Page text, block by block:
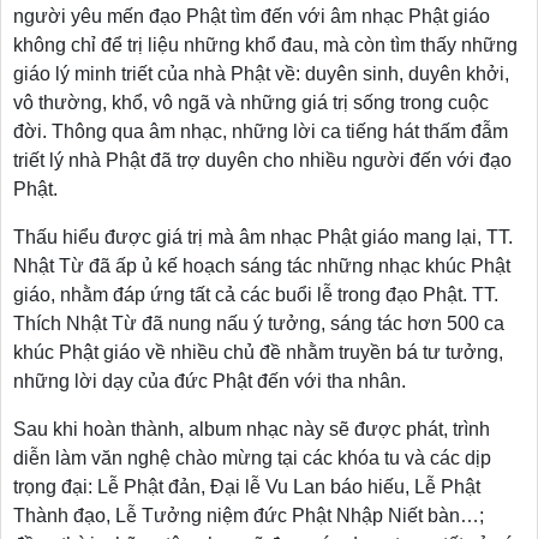
người yêu mến đạo Phật tìm đến với âm nhạc Phật giáo
không chỉ để trị liệu những khổ đau, mà còn tìm thấy những
giáo lý minh triết của nhà Phật về: duyên sinh, duyên khởi,
vô thường, khổ, vô ngã và những giá trị sống trong cuộc
đời. Thông qua âm nhạc, những lời ca tiếng hát thấm đẫm
triết lý nhà Phật đã trợ duyên cho nhiều người đến với đạo
Phật.
Thấu hiểu được giá trị mà âm nhạc Phật giáo mang lại, TT.
Nhật Từ đã ấp ủ kế hoạch sáng tác những nhạc khúc Phật
giáo, nhằm đáp ứng tất cả các buổi lễ trong đạo Phật. TT.
Thích Nhật Từ đã nung nấu ý tưởng, sáng tác hơn 500 ca
khúc Phật giáo về nhiều chủ đề nhằm truyền bá tư tưởng,
những lời dạy của đức Phật đến với tha nhân.
Sau khi hoàn thành, album nhạc này sẽ được phát, trình
diễn làm văn nghệ chào mừng tại các khóa tu và các dịp
trọng đại: Lễ Phật đản, Đại lễ Vu Lan báo hiếu, Lễ Phật
Thành đạo, Lễ Tưởng niệm đức Phật Nhập Niết bàn…;